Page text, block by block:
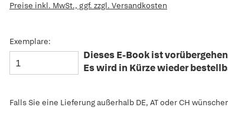
Preise inkl. MwSt., ggf. zzgl. Versandkosten
Exemplare:
Dieses E-Book ist
Es wird in Kürze wieder
Falls Sie eine Lieferung außerhalb DE, AT oder CH